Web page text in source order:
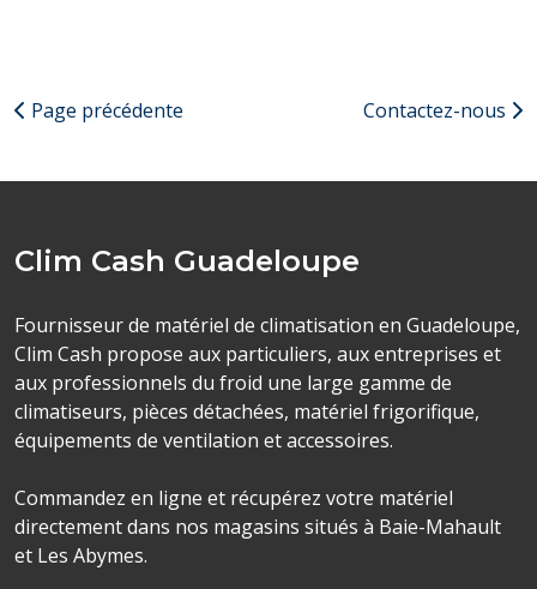
Page précédente Contactez-nous
Clim Cash Guadeloupe
Fournisseur de matériel de climatisation en Guadeloupe,
Clim Cash propose aux particuliers, aux entreprises et
aux professionnels du froid une large gamme de
climatiseurs, pièces détachées, matériel frigorifique,
équipements de ventilation et accessoires.
Commandez en ligne et récupérez votre matériel
directement dans nos magasins situés à Baie-Mahault
et Les Abymes.